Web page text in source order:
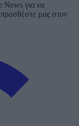
News για να
προσθέστε μας στον